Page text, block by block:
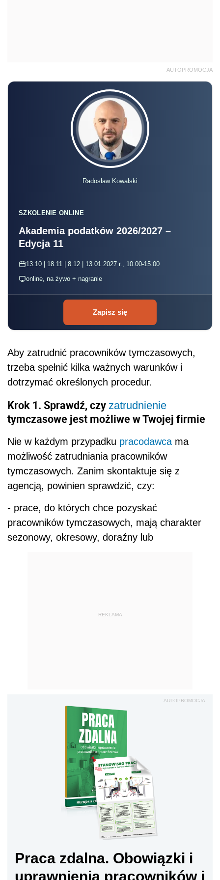
AUTOPROMOCJA
Radosław Kowalski
SZKOLENIE ONLINE
Akademia podatków 2026/2027 –
Edycja 11
13.10 | 18.11 | 8.12 | 13.01.2027 r., 10:00-15:00
online, na żywo + nagranie
Zapisz się
Aby zatrudnić pracowników tymczasowych,
trzeba spełnić kilka ważnych warunków i
dotrzymać określonych procedur.
Krok 1. Sprawdź, czy zatrudnienie
tymczasowe jest możliwe w Twojej firmie
Nie w każdym przypadku pracodawcama
możliwość zatrudniania pracowników
tymczasowych. Zanim skontaktuje się z
agencją, powinien sprawdzić, czy:
- prace, do których chce pozyskać
pracowników tymczasowych, mają charakter
sezonowy, okresowy, doraźny lub
REKLAMA
AUTOPROMOCJA
Praca zdalna. Obowiązki i
uprawnienia pracowników i